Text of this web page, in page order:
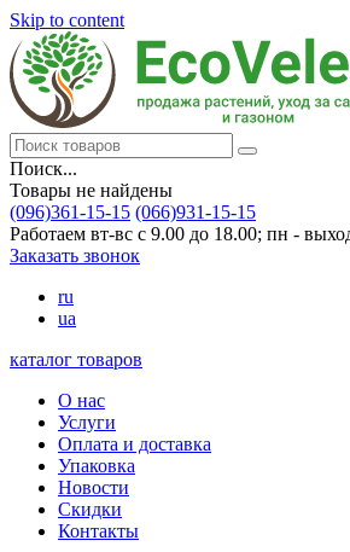
Skip to content
Поиск...
Товары не найдены
(096)361-15-15 (066)931-15-15
Работаем вт-вс с 9.00 до 18.00; пн -
Заказать звонок
ru
ua
каталог товаров
О нас
Услуги
Оплата и доставка
Упаковка
Новости
Скидки
Контакты